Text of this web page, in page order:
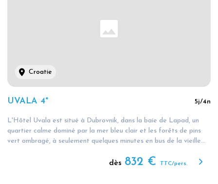
Croatie
UVALA 4* 5j/4n
L'Hôtel Uvala est situé à Dubrovnik, dans la baie de Lapad, un
quartier calme dominé par la mer bleu clair et les forêts de pins
vert ombragé, à seulement quelques minutes en bus de la vieille...
dès 832 € TTC/pers.